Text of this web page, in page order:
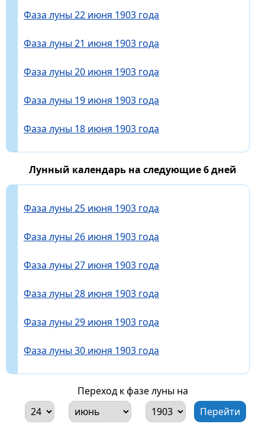
Фаза луны 22 июня 1903 года
Фаза луны 21 июня 1903 года
Фаза луны 20 июня 1903 года
Фаза луны 19 июня 1903 года
Фаза луны 18 июня 1903 года
Лунный календарь на следующие 6 дней
Фаза луны 25 июня 1903 года
Фаза луны 26 июня 1903 года
Фаза луны 27 июня 1903 года
Фаза луны 28 июня 1903 года
Фаза луны 29 июня 1903 года
Фаза луны 30 июня 1903 года
Переход к фазе луны на